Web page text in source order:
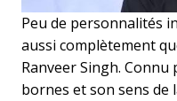
Peu de personnalités
aussi complètement
Ranveer Singh.
bornes et son sens de